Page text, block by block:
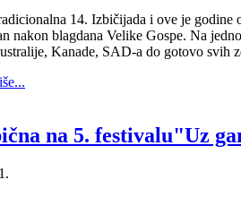
14. Izbičijada i ove je
nakon blagdana Velike Gospe. Na
Kanade, SAD-a do gotovo svih
na 5. festivalu"Uz